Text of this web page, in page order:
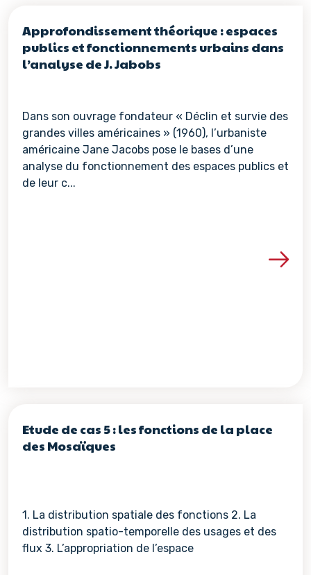
Approfondissement théorique : espaces
publics et fonctionnements urbains dans
l’analyse de J. Jabobs
Dans son ouvrage fondateur « Déclin et survie des
grandes villes américaines » (1960), l’urbaniste
américaine Jane Jacobs pose le bases d’une
analyse du fonctionnement des espaces publics et
de leur c...
Voir les détails de la
Etude de cas 5 : les fonctions de la place
des Mosaïques
1. La distribution spatiale des fonctions 2. La
distribution spatio-temporelle des usages et des
flux 3. L’appropriation de l’espace